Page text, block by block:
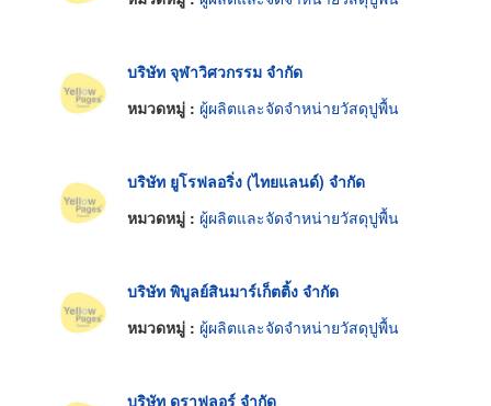
บริษัท จุฬาวิศวกรรม จำกัด
หมวดหมู่ : ผู้ผลิตและจัดจำหน่ายวัสดุปูพื้น
บริษัท ยูโรฟลอริ่ง (ไทยแลนด์) จำกัด
หมวดหมู่ : ผู้ผลิตและจัดจำหน่ายวัสดุปูพื้น
บริษัท พิบูลย์สินมาร์เก็ตติ้ง จำกัด
หมวดหมู่ : ผู้ผลิตและจัดจำหน่ายวัสดุปูพื้น
บริษัท ดูราฟลอร์ จำกัด